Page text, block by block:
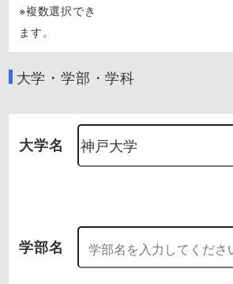
※複数選択でき
ます。
大学・学部・学科
大学名
学部名